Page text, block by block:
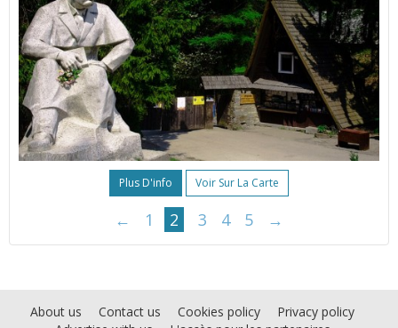
Plus D'info Voir Sur La Carte
← 1 2 3 4 5 →
About us Contact us Cookies policy
Privacy policy